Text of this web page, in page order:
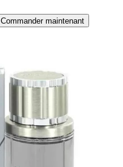
Commander maintenant